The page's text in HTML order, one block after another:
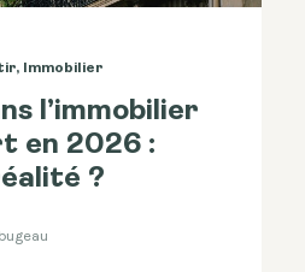
, Immobilier
l’immobilier
en 2026 :
?